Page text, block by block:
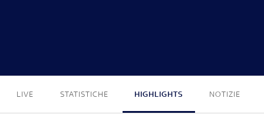
LIVE STATISTICHE HIGHLIGHTS NOTIZIE